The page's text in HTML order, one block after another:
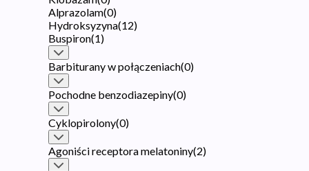
Alprazolam(0)
Hydroksyzyna(12)
Buspiron(1)
Barbiturany w połączeniach(0)
Pochodne benzodiazepiny(0)
Cyklopirolony(0)
Agoniści receptora melatoniny(2)